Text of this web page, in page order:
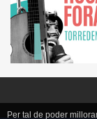
Per tal de poder